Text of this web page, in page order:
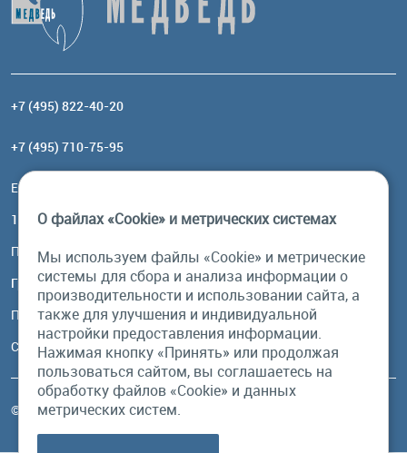
+7 (495) 822-40-20
+7 (495) 710-75-95
Email:
117485, Москва, ул. Профсоюзная, 84/32, корп 1
Посмотреть на карте
График работы
Пн-Пт: с 10:00 до 18:00
Сб, Вс: выходной
© Бурый Медведь MMXXVI. Все права защищены.
О файлах «Cookie» и метрических системах
Мы используем файлы «Cookie» и метрические
системы для сбора и анализа информации о
производительности и использовании сайта, а
также для улучшения и индивидуальной
настройки предоставления информации.
Нажимая кнопку «Принять» или продолжая
пользоваться сайтом, вы соглашаетесь на
обработку файлов «Cookie» и данных
метрических систем.